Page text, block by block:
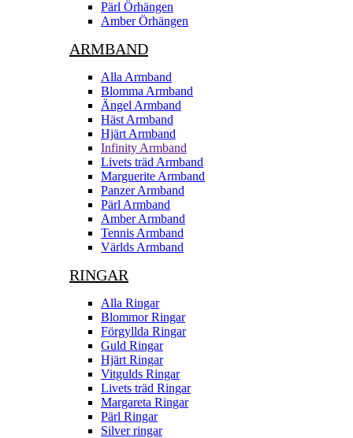
Pärl Örhängen
Amber Örhängen
ARMBAND
Alla Armband
Blomma Armband
Ängel Armband
Häst Armband
Hjärt Armband
Infinity Armband
Livets träd Armband
Marguerite Armband
Panzer Armband
Pärl Armband
Amber Armband
Tennis Armband
Världs Armband
RINGAR
Alla Ringar
Blommor Ringar
Förgyllda Ringar
Guld Ringar
Hjärt Ringar
Vitgulds Ringar
Livets träd Ringar
Margareta Ringar
Pärl Ringar
Silver ringar